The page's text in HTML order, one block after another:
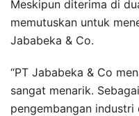
Meskipun diterima di
memutuskan untuk
Jababeka & Co.
“PT Jababeka & Co
sangat menarik.
pengembangan